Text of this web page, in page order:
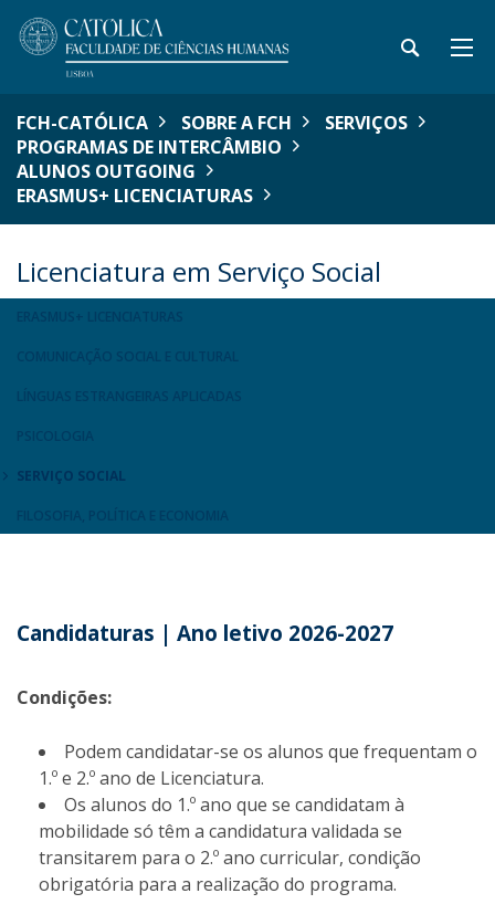
FCH-CATÓLICA SOBRE A FCH
SERVIÇOS
PROGRAMAS DE INTERCÂMBIO
ALUNOS OUTGOING
ERASMUS+ LICENCIATURAS
Licenciatura em Serviço Social
SERVIÇO SOCIAL
Candidaturas | Ano letivo 2026-2027
Condições:
Podem candidatar-se os alunos que frequentam o
1.º e 2.º ano de Licenciatura.
Os alunos do 1.º ano que se candidatam à
mobilidade só têm a candidatura validada se
transitarem para o 2.º ano curricular, condição
obrigatória para a realização do programa.